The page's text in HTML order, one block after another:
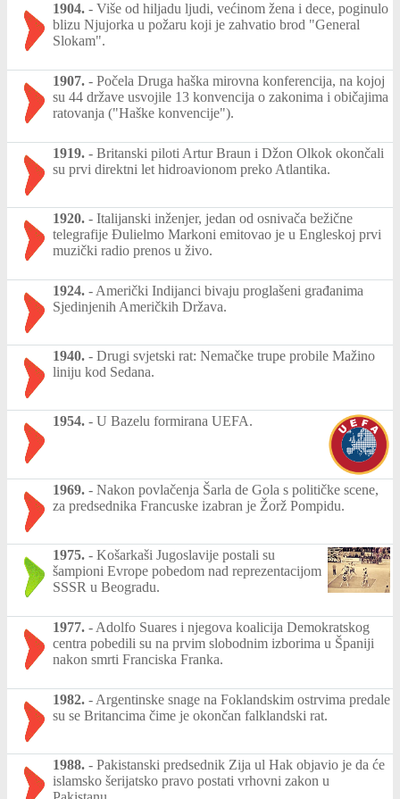
1904. - Više od hiljadu ljudi, većinom žena i dece, poginulo
blizu Njujorka u požaru koji je zahvatio brod "General
Slokam".
1907. - Počela Druga haška mirovna konferencija, na kojoj
su 44 države usvojile 13 konvencija o zakonima i običajima
ratovanja ("Haške konvencije").
1919. - Britanski piloti Artur Braun i Džon Olkok okončali
su prvi direktni let hidroavionom preko Atlantika.
1920. - Italijanski inženjer, jedan od osnivača bežične
telegrafije Đulielmo Markoni emitovao je u Engleskoj prvi
muzički radio prenos u živo.
1924. - Američki Indijanci bivaju proglašeni građanima
Sjedinjenih Američkih Država.
1940. - Drugi svjetski rat: Nemačke trupe probile Mažino
liniju kod Sedana.
1954. - U Bazelu formirana UEFA.
1969. - Nakon povlačenja Šarla de Gola s političke scene,
za predsednika Francuske izabran je Žorž Pompidu.
1975. - Košarkaši Jugoslavije postali su
šampioni Evrope pobedom nad reprezentacijom
SSSR u Beogradu.
1977. - Adolfo Suares i njegova koalicija Demokratskog
centra pobedili su na prvim slobodnim izborima u Španiji
nakon smrti Franciska Franka.
1982. - Argentinske snage na Foklandskim ostrvima predale
su se Britancima čime je okončan falklandski rat.
1988. - Pakistanski predsednik Zija ul Hak objavio je da će
islamsko šerijatsko pravo postati vrhovni zakon u